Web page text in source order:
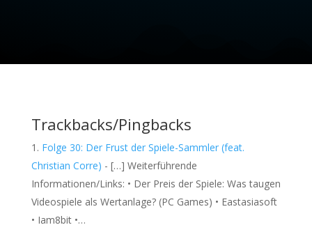
Trackbacks/Pingbacks
Folge 30: Der Frust der Spiele-Sammler (feat.
Christian Corre) - […] Weiterführende
Informationen/Links: • Der Preis der Spiele: Was taugen
Videospiele als Wertanlage? (PC Games) • Eastasiasoft
• Iam8bit •…